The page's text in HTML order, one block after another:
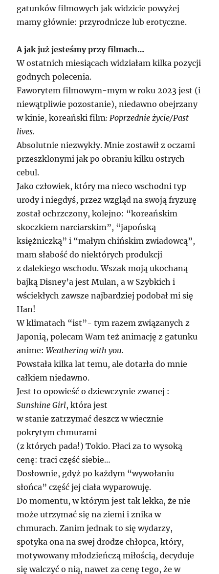
gatunków filmowych jak widzicie powyżej
mamy głównie: przyrodnicze lub erotyczne.
A jak już jesteśmy przy filmach…
W ostatnich miesiącach widziałam kilka pozycji
godnych polecenia.
Faworytem filmowym-mym w roku 2023 jest (i
niewątpliwie pozostanie), niedawno obejrzany
w kinie, koreański film: Poprzednie życie/Past
lives.
Absolutnie niezwykły. Mnie zostawił z oczami
przeszklonymi jak po obraniu kilku ostrych
cebul.
Jako człowiek, który ma nieco wschodni typ
urody i niegdyś, przez wzgląd na swoją fryzurę
został ochrzczony, kolejno: “koreańskim
skoczkiem narciarskim”, “japońską
księżniczką” i “małym chińskim zwiadowcą”,
mam słabość do niektórych produkcji
z dalekiego wschodu. Wszak moją ukochaną
bajką Disney’a jest Mulan, a w Szybkich i
wściekłych zawsze najbardziej podobał mi się
Han!
W klimatach “ist”- tym razem związanych z
Japonią, polecam Wam też animację z gatunku
anime:Weathering with you.
Powstała kilka lat temu, ale dotarła do mnie
całkiem niedawno.
Jest to opowieść o dziewczynie zwanej :
Sunshine Girl, która jest
w stanie zatrzymać deszcz w wiecznie
pokrytym chmurami
(z których pada!) Tokio. Płaci za to wysoką
cenę: traci część siebie…
Dosłownie, gdyż po każdym “wywołaniu
słońca” część jej ciała wyparowuję.
Do momentu, w którym jest tak lekka, że nie
może utrzymać się na ziemi i znika w
chmurach. Zanim jednak to się wydarzy,
spotyka ona na swej drodze chłopca, który,
motywowany młodzieńczą miłością, decyduje
się walczyć o nią, nawet za cenę tego, że w